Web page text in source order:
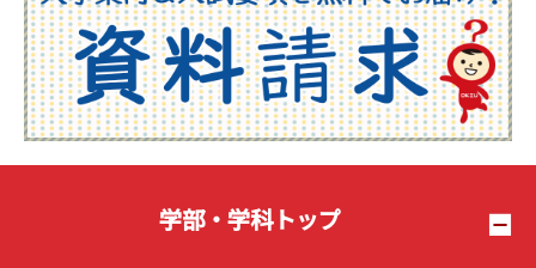
2025年07月
2025年06月
2025年05月
2025年04月
2025年03月
学部・学科トップ